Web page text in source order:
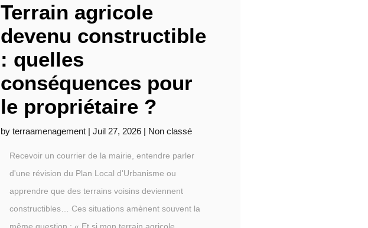
Terrain agricole
devenu constructible
: quelles
conséquences pour
le propriétaire ?
by terraamenagement| Juil 27, 2026| Non classé
Recevoir un courrier de la mairie, entendre parler
d'une révision du Plan Local d'Urbanisme ou
apprendre que des terrains voisins deviennent
constructibles… Ces situations amènent souvent la